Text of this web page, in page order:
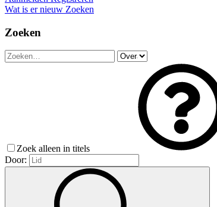
Wat is er nieuw Zoeken
Zoeken
Zoek alleen in titels
Door: